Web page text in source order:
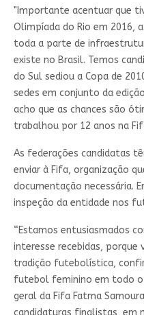
"Importante acentuar que
Olimpíada do Rio em 2016,
toda a parte de
existe no Brasil. Temos
do Sul sediou a Copa de
sedes em conjunto da
acho que as chances são
trabalhou por 12 anos na
As federações candidatas
enviar à Fifa, organização
documentação necessária.
inspeção da entidade nos
“Estamos entusiasmados
interesse recebidas,
tradição futebolística,
futebol feminino em todo o
geral da Fifa Fatma
candidaturas finalistas, em